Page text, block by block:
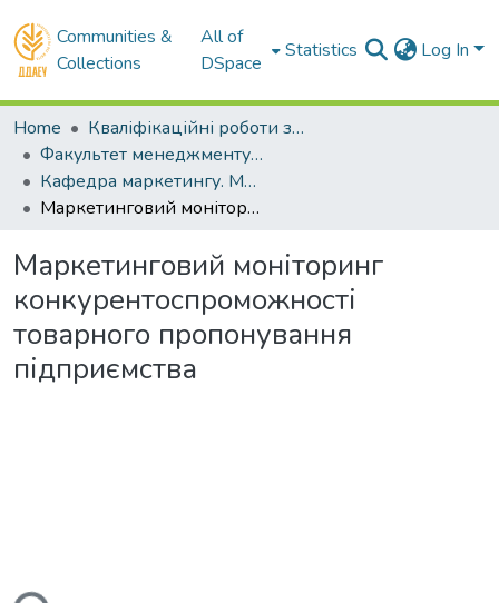
Communities &
Collections
All of
DSpace
Statistics Log In
Home
Кваліфікаційні роботи здобувачів вищої освіти
Факультет менеджменту і маркетингу
Кафедра маркетингу. Магістри
Маркетинговий моніторинг конкурентоспроможності товарного пропонування підприємства
Маркетинговий моніторинг
конкурентоспроможності
товарного пропонування
підприємства